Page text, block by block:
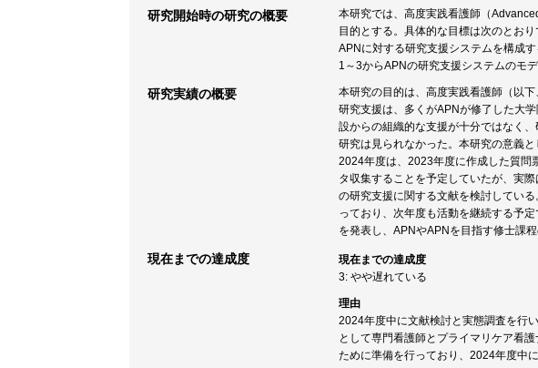
研究開始時の研究の概要
本研究では、高度実践看護師（
目的とする。具体的な目標は次のとお
APNに対する研究支援システムを構成
1～3からAPNの研究支援システムのモ
研究実績の概要
本研究の目的は、高度実践看護師（以
研究支援は、多くがAPNが修了した大
設からの組織的な支援が十分ではなく
研究は見られなかった。本研究の意義
2024年度は、2023年度に作成した質問
タ収集することを予定していたが、実
の研究支援に関する文献を検討してい
っており、次年度も活動を継続する予
を発表し、APNやAPNを目指す修士課
現在までの達成度
現在までの達成度
3: やや遅れている
理由
2024年度中に文献検討と実態調査を行
として専門看護師とプライマリケア看
ために準備を行っており、2024年度中